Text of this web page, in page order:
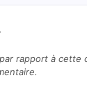
rapport à cette